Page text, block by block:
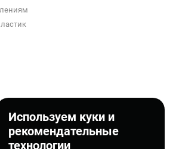
Используем куки и
рекомендательные
технологии